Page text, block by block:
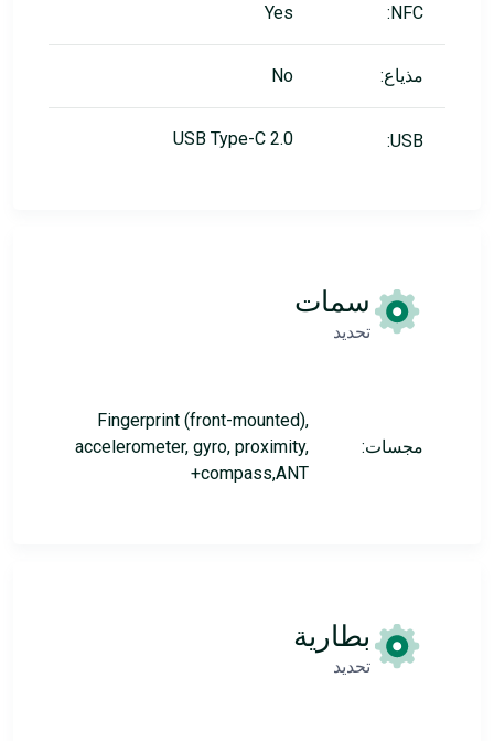
NFC:
Yes
مذياع: No
USB:
USB Type-C 2.0
سمات
تحديد
مجسات:
Fingerprint (front-mounted),
accelerometer, gyro, proximity,
compass,ANT+
بطارية
تحديد